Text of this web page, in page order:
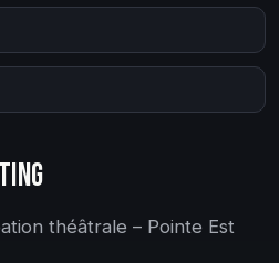
théâtrale – Pointe Est